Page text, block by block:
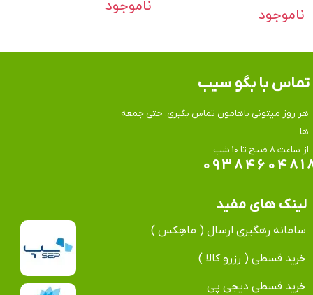
ناموجود ناموجود
هر روز میتونی باهامون تماس بگیری؛ حتی جمعه
ها
​​​​​​​از ساعت ۸ صبح تا ۱۰ شب
تماس​​​​​​​ با بگو سیب
لینک های مفید
سامانه رهگیری ارسال ( ماهِکس )
خرید قسطی ( رزرو کالا )
خرید قسطی دیجی پی